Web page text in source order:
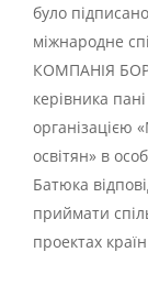
було
міжнародне
КОМПАНІЯ
керівника
організацією
освітян» в
Батюка
приймати
проектах